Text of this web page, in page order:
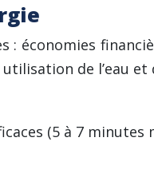
économies
de l’eau et
(5 à 7